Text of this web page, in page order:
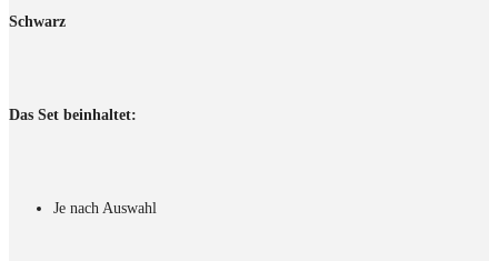
Schwarz
Das Set beinhaltet:
Je nach Auswahl